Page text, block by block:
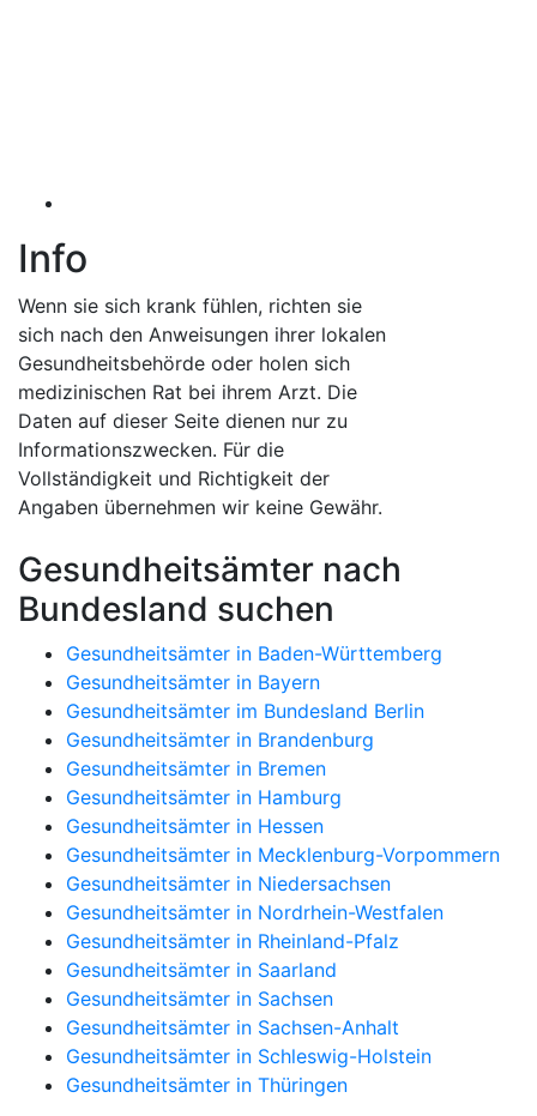
Info
Wenn sie sich krank fühlen, richten sie
sich nach den Anweisungen ihrer lokalen
Gesundheitsbehörde oder holen sich
medizinischen Rat bei ihrem Arzt. Die
Daten auf dieser Seite dienen nur zu
Informationszwecken. Für die
Vollständigkeit und Richtigkeit der
Angaben übernehmen wir keine Gewähr.
Gesundheitsämter nach
Bundesland suchen
Gesundheitsämter in Baden-Württemberg
Gesundheitsämter in Bayern
Gesundheitsämter im Bundesland Berlin
Gesundheitsämter in Brandenburg
Gesundheitsämter in Bremen
Gesundheitsämter in Hamburg
Gesundheitsämter in Hessen
Gesundheitsämter in Mecklenburg-Vorpommern
Gesundheitsämter in Niedersachsen
Gesundheitsämter in Nordrhein-Westfalen
Gesundheitsämter in Rheinland-Pfalz
Gesundheitsämter in Saarland
Gesundheitsämter in Sachsen
Gesundheitsämter in Sachsen-Anhalt
Gesundheitsämter in Schleswig-Holstein
Gesundheitsämter in Thüringen